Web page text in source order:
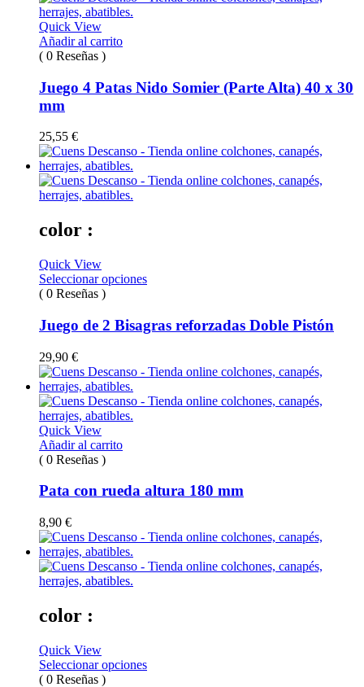
Quick View
Añadir al carrito
( 0 Reseñas )
Juego 4 Patas Nido Somier (Parte Alta) 40 x 30
mm
25,55 €
color :
Quick View
Seleccionar opciones
( 0 Reseñas )
Juego de 2 Bisagras reforzadas Doble Pistón
29,90 €
Quick View
Añadir al carrito
( 0 Reseñas )
Pata con rueda altura 180 mm
8,90 €
color :
Quick View
Seleccionar opciones
( 0 Reseñas )